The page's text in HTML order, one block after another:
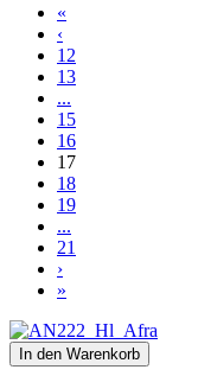
«
‹
12
13
...
15
16
17
18
19
...
21
›
»
In den Warenkorb